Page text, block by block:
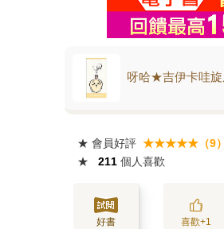
呀哈★吉伊卡哇旋
★ 會員好評 ★★★★★（9）
★
211 個人喜歡
好書 喜歡+1